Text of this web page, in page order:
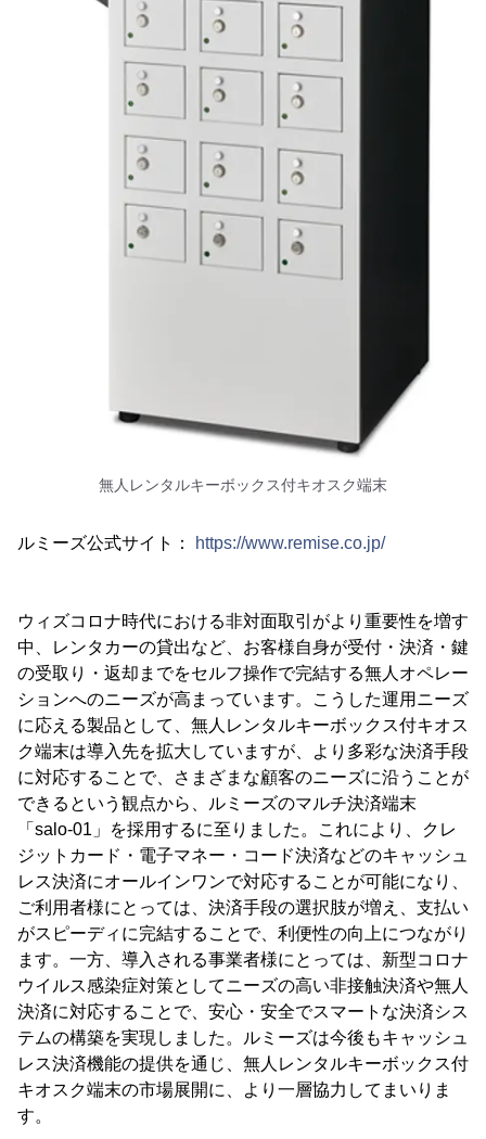
無人レンタルキーボックス付キオスク端末
ルミーズ公式サイト： https://www.remise.co.jp/
ウィズコロナ時代における非対面取引がより重要性を増す
中、レンタカーの貸出など、お客様自身が受付・決済・鍵
の受取り・返却までをセルフ操作で完結する無人オペレー
ションへのニーズが高まっています。こうした運用ニーズ
に応える製品として、無人レンタルキーボックス付キオス
ク端末は導入先を拡大していますが、より多彩な決済手段
に対応することで、さまざまな顧客のニーズに沿うことが
できるという観点から、ルミーズのマルチ決済端末
「salo-01」を採用するに至りました。これにより、クレ
ジットカード・電子マネー・コード決済などのキャッシュ
レス決済にオールインワンで対応することが可能になり、
ご利用者様にとっては、決済手段の選択肢が増え、支払い
がスピーディに完結することで、利便性の向上につながり
ます。一方、導入される事業者様にとっては、新型コロナ
ウイルス感染症対策としてニーズの高い非接触決済や無人
決済に対応することで、安心・安全でスマートな決済シス
テムの構築を実現しました。ルミーズは今後もキャッシュ
レス決済機能の提供を通じ、無人レンタルキーボックス付
キオスク端末の市場展開に、より一層協力してまいりま
す。